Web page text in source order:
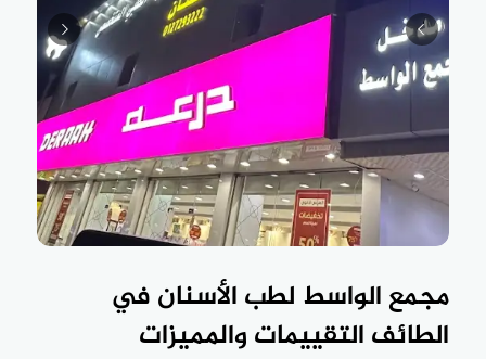
مجمع الواسط لطب الأسنان في
الطائف التقييمات والمميزات